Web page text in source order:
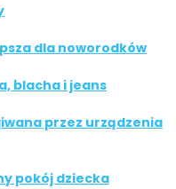
dla noworodków
blacha i jeans
przez urządzenia
pokój dziecka